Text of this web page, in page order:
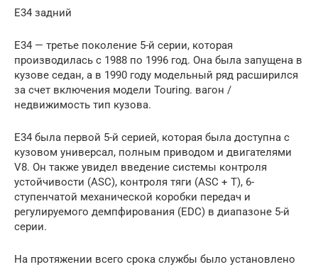
Е34 задний
E34 — третье поколение 5-й серии, которая
производилась с 1988 по 1996 год. Она была запущена в
кузове седан, а в 1990 году модельный ряд расширился
за счет включения модели Touring. вагон /
недвижимость тип кузова.
E34 была первой 5-й серией, которая была доступна с
кузовом универсал, полным приводом и двигателями
V8. Он также увидел введение системы контроля
устойчивости (ASC), контроля тяги (ASC + T), 6-
ступенчатой ​​механической коробки передач и
регулируемого демпфирования (EDC) в диапазоне 5-й
серии.
На протяжении всего срока службы было установлено